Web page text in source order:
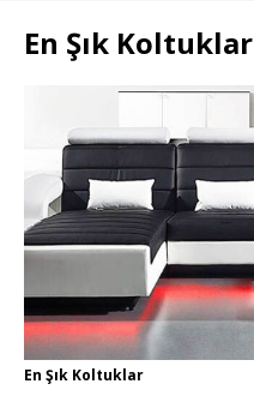
En Şık Koltuklar
En Şık Koltuklar